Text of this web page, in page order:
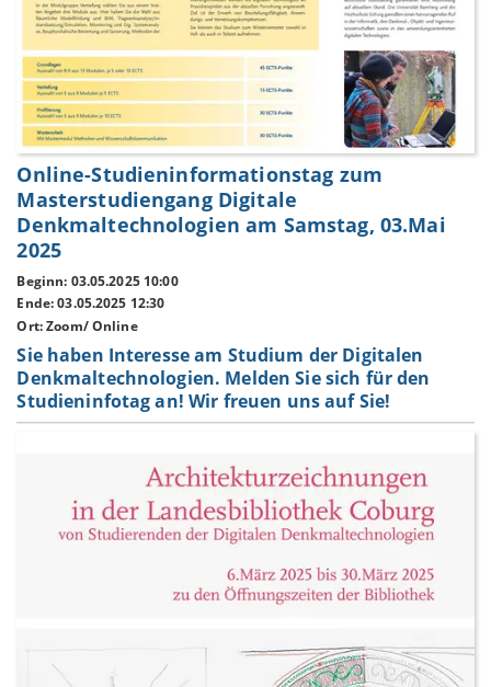
Online-Studieninformationstag zum
Masterstudiengang Digitale
Denkmaltechnologien am Samstag, 03.Mai
2025
Beginn: 03.05.2025 10:00
Ende: 03.05.2025 12:30
Ort: Zoom/ Online
Sie haben Interesse am Studium der Digitalen
Denkmaltechnologien. Melden Sie sich für den
Studieninfotag an! Wir freuen uns auf Sie!